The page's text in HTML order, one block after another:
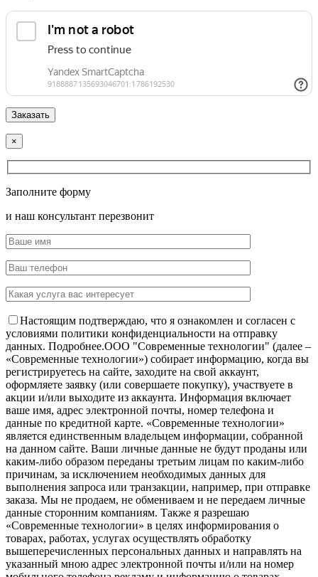
×
Заполните форму
и наш консультант перезвонит
Настоящим подтверждаю, что я ознакомлен и согласен с
условиями политики конфиденциальности на отправку
данных. Подробнее.OOO "Современные технологии" (далее –
«Современные технологии») собирает информацию, когда вы
регистрируетесь на сайте, заходите на свой аккаунт,
оформляете заявку (или совершаете покупку), участвуете в
акции и/или выходите из аккаунта. Информация включает
ваше имя, адрес электронной почты, номер телефона и
данные по кредитной карте. «Современные технологии»
является единственным владельцем информации, собранной
на данном сайте. Ваши личные данные не будут проданы или
каким-либо образом переданы третьим лицам по каким-либо
причинам, за исключением необходимых данных для
выполнения запроса или транзакции, например, при отправке
заказа. Мы не продаем, не обмениваем и не передаем личные
данные сторонним компаниям. Также я разрешаю
«Современные технологии» в целях информирования о
товарах, работах, услугах осуществлять обработку
вышеперечисленных персональных данных и направлять на
указанный мною адрес электронной почты и/или на номер